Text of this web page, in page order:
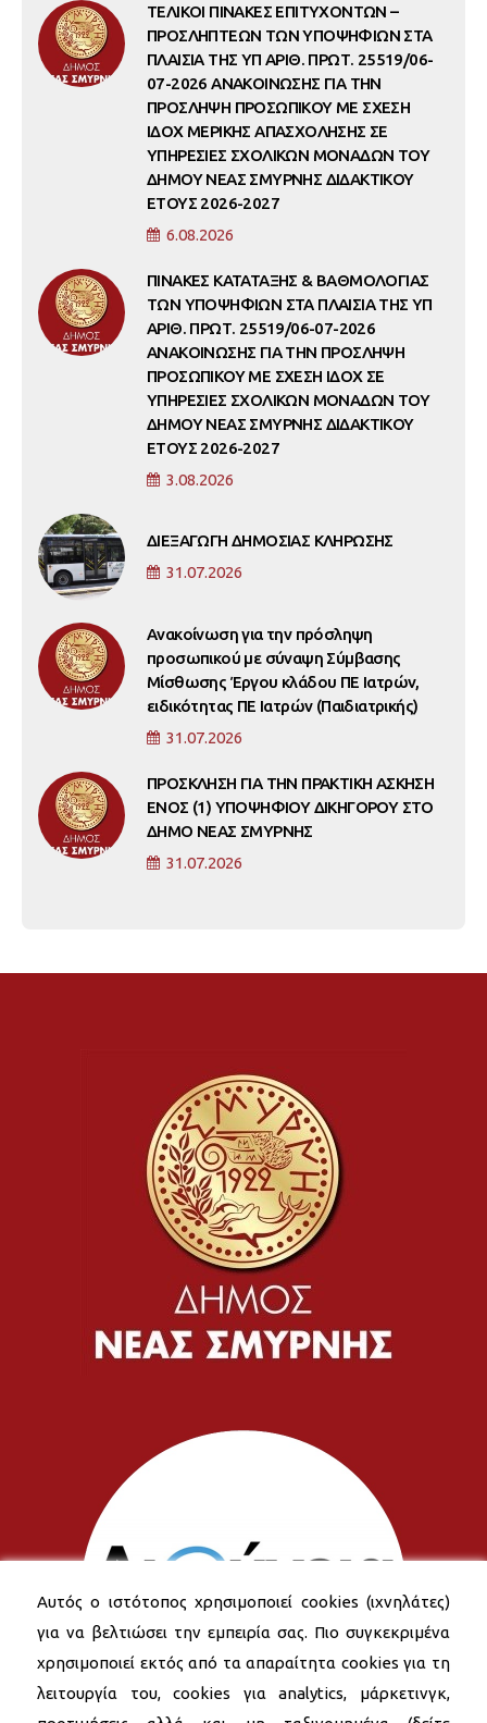
ΤΕΛΙΚΟΙ ΠΙΝΑΚΕΣ ΕΠΙΤΥΧΟΝΤΩΝ –
ΠΡΟΣΛΗΠΤΕΩΝ ΤΩΝ ΥΠΟΨΗΦΙΩΝ ΣΤΑ
ΠΛΑΙΣΙΑ ΤΗΣ ΥΠ ΑΡΙΘ. ΠΡΩΤ. 25519/06-
07-2026 ΑΝΑΚΟΙΝΩΣΗΣ ΓΙΑ ΤΗΝ
ΠΡΟΣΛΗΨΗ ΠΡΟΣΩΠΙΚΟΥ ΜΕ ΣΧΕΣΗ
ΙΔΟΧ ΜΕΡΙΚΗΣ ΑΠΑΣΧΟΛΗΣΗΣ ΣΕ
ΥΠΗΡΕΣΙΕΣ ΣΧΟΛΙΚΩΝ ΜΟΝΑΔΩΝ ΤΟΥ
ΔΗΜΟΥ ΝΕΑΣ ΣΜΥΡΝΗΣ ΔΙΔΑΚΤΙΚΟΥ
ΕΤΟΥΣ 2026-2027
6.08.2026
ΠΙΝΑΚΕΣ ΚΑΤΑΤΑΞΗΣ & ΒΑΘΜΟΛΟΓΙΑΣ
ΤΩΝ ΥΠΟΨΗΦΙΩΝ ΣΤΑ ΠΛΑΙΣΙΑ ΤΗΣ ΥΠ
ΑΡΙΘ. ΠΡΩΤ. 25519/06-07-2026
ΑΝΑΚΟΙΝΩΣΗΣ ΓΙΑ ΤΗΝ ΠΡΟΣΛΗΨΗ
ΠΡΟΣΩΠΙΚΟΥ ΜΕ ΣΧΕΣΗ ΙΔΟΧ ΣΕ
ΥΠΗΡΕΣΙΕΣ ΣΧΟΛΙΚΩΝ ΜΟΝΑΔΩΝ ΤΟΥ
ΔΗΜΟΥ ΝΕΑΣ ΣΜΥΡΝΗΣ ΔΙΔΑΚΤΙΚΟΥ
ΕΤΟΥΣ 2026-2027
3.08.2026
ΔΙΕΞΑΓΩΓΗ ΔΗΜΟΣΙΑΣ ΚΛΗΡΩΣΗΣ
31.07.2026
Ανακοίνωση για την πρόσληψη
προσωπικού με σύναψη Σύμβασης
Μίσθωσης Έργου κλάδου ΠΕ Ιατρών,
ειδικότητας ΠΕ Ιατρών (Παιδιατρικής)
31.07.2026
ΠΡΟΣΚΛΗΣΗ ΓΙΑ ΤΗΝ ΠΡΑΚΤΙΚΗ ΑΣΚΗΣΗ
ΕΝΟΣ (1) ΥΠΟΨΗΦΙΟΥ ΔΙΚΗΓΟΡΟΥ ΣΤΟ
ΔΗΜΟ ΝΕΑΣ ΣΜΥΡΝΗΣ
31.07.2026
Αυτός ο ιστότοπος χρησιμοποιεί cookies (ιχνηλάτες)
για να βελτιώσει την εμπειρία σας. Πιο συγκεκριμένα
χρησιμοποιεί εκτός από τα απαραίτητα cookies για τη
λειτουργία του, cookies για analytics, μάρκετινγκ,